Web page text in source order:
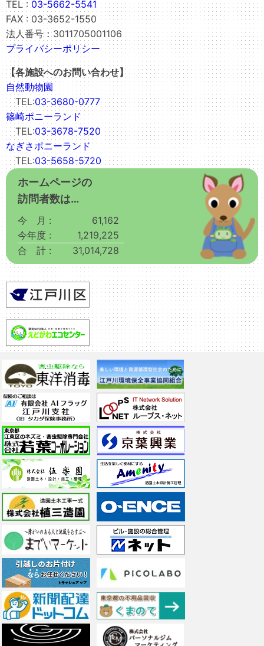
TEL :03-5662-5541
FAX : 03-3652-1550
法人番号：3011705001106
プライバシーポリシー
【各施設へのお問い合わせ】
自然動物園
TEL:03-3680-0777
篠崎ポニーランド
TEL:03-3678-7520
なぎさポニーランド
TEL:03-5658-5720
ホームページの
訪問者数は…
今 月 :
61,162
今年度 :
1,219,225
合 計 :
31,014,728